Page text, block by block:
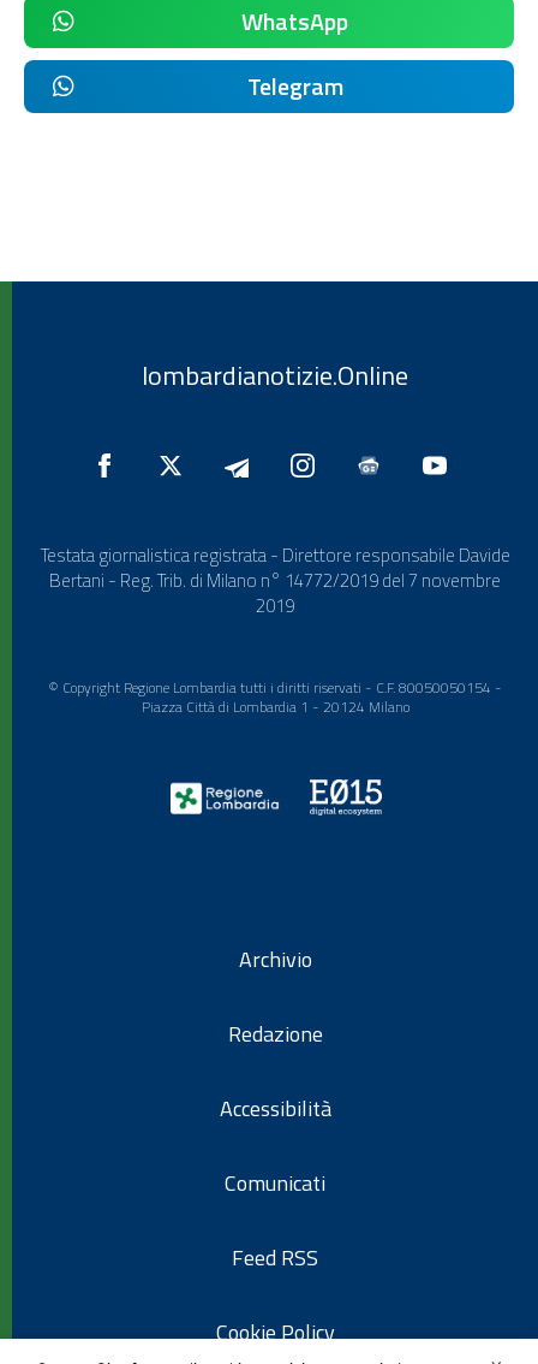
WhatsApp
Telegram
lombardianotizie.Online
Testata giornalistica registrata - Direttore responsabile Davide
Bertani - Reg. Trib. di Milano n° 14772/2019 del 7 novembre
2019
© Copyright Regione Lombardia tutti i diritti riservati - C.F. 80050050154 -
Piazza Città di Lombardia 1 - 20124 Milano
Archivio
Redazione
Accessibilità
Comunicati
Feed RSS
Cookie Policy